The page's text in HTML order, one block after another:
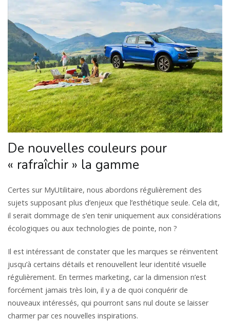
De nouvelles couleurs pour
« rafraîchir » la gamme
Certes sur MyUtilitaire, nous abordons régulièrement des
sujets supposant plus d’enjeux que l’esthétique seule. Cela dit,
il serait dommage de s’en tenir uniquement aux considérations
écologiques ou aux technologies de pointe, non ?
Il est intéressant de constater que les marques se réinventent
jusqu’à certains détails et renouvellent leur identité visuelle
régulièrement. En termes marketing, car la dimension n’est
forcément jamais très loin, il y a de quoi conquérir de
nouveaux intéressés, qui pourront sans nul doute se laisser
charmer par ces nouvelles inspirations.